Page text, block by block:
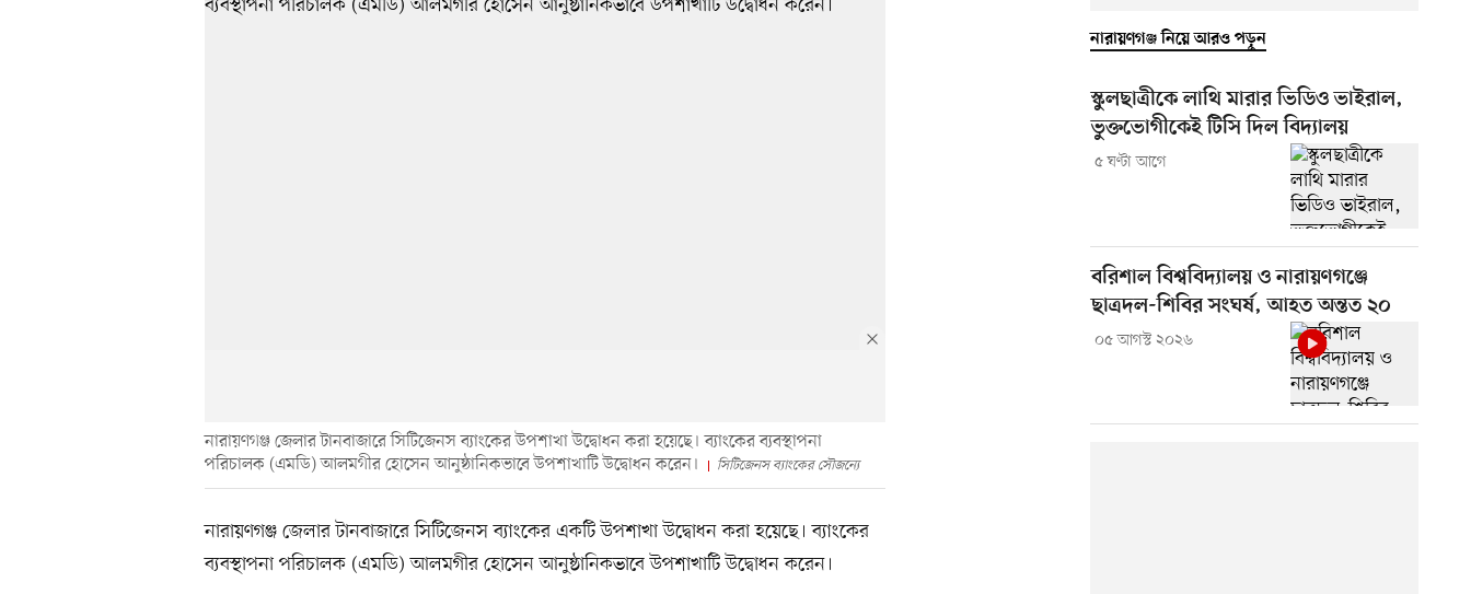
নারায়ণগঞ্জ জেলার টানবাজারে সিটিজেনস ব্যাংকের উপশাখা উদ্বোধন করা হয়েছে। ব্যাংকের ব্যবস্থাপনা
পরিচালক (এমডি) আলমগীর হোসেন আনুষ্ঠানিকভাবে উপশাখাটি উদ্বোধন করেন।
সিটিজেনস ব্যাংকের সৌজন্যে
নারায়ণগঞ্জ জেলার টানবাজারে সিটিজেনস ব্যাংকের একটি উপশাখা উদ্বোধন করা হয়েছে। ব্যাংকের
ব্যবস্থাপনা পরিচালক (এমডি) আলমগীর হোসেন আনুষ্ঠানিকভাবে উপশাখাটি উদ্বোধন করেন।
নারায়ণগঞ্জ নিয়ে আরও পড়ুন
স্কুলছাত্রীকে লাথি মারার ভিডিও ভাইরাল,
ভুক্তভোগীকেই টিসি দিল বিদ্যালয়
৫ ঘণ্টা আগে
বরিশাল বিশ্ববিদ্যালয় ও নারায়ণগঞ্জে
ছাত্রদল-শিবির সংঘর্ষ, আহত অন্তত ২০
০৫ আগস্ট ২০২৬